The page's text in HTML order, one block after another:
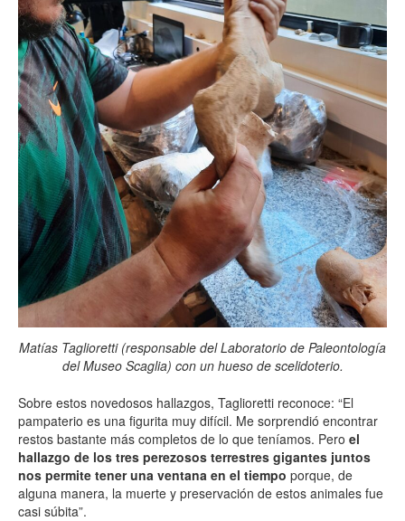
Matías Taglioretti (responsable del Laboratorio de Paleontología
del Museo Scaglia) con un hueso de scelidoterio.
Sobre estos novedosos hallazgos, Taglioretti reconoce: “El
pampaterio es una figurita muy difícil. Me sorprendió encontrar
restos bastante más completos de lo que teníamos. Pero el
hallazgo de los tres perezosos terrestres gigantes juntos
nos permite tener una ventana en el tiempo porque, de
alguna manera, la muerte y preservación de estos animales fue
casi súbita”.